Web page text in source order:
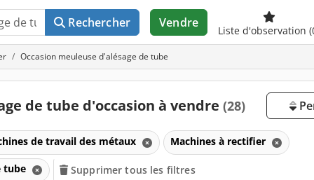
Rechercher Vendre
Liste d'observation
Occasion meuleuse d'alésage de tube
de tube d'occasion à vendre (28)
de travail des métaux Machines à rectifier
tube Supprimer tous les filtres